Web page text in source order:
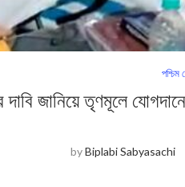
পশ্চিম
দাবি জানিয়ে তৃণমূলে
byBiplabi Sabyasachi